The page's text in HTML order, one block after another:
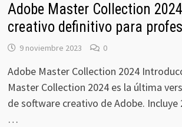
Adobe Master Collection
creativo definitivo para
9 noviembre 2023 0
Adobe Master Collection 2024
Master Collection 2024 es la última
de software creativo de Adobe. Incluye
…